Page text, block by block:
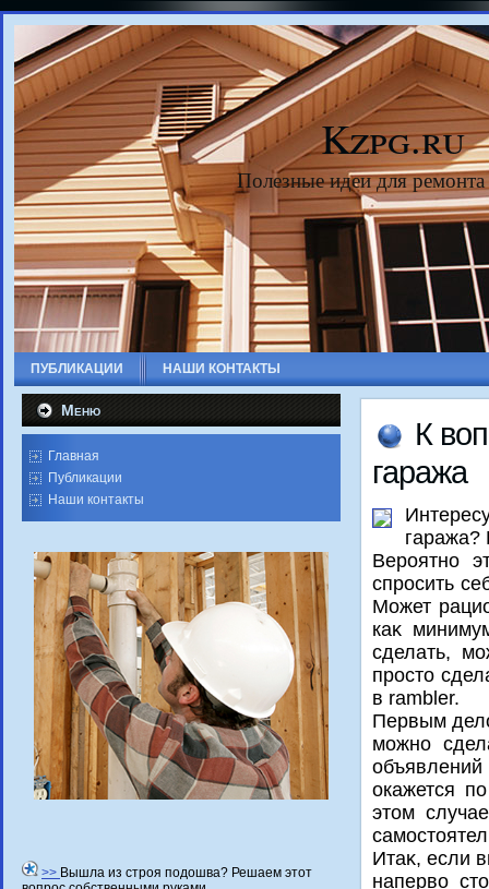
Kzpg.ru
Полезные идеи для
ПУБЛИКАЦИИ НАШИ КОНТАКТЫ
Меню
Главная
Публикации
Наши контакты
>> Вышла из строя подошва? Решаем этот
К
гаража
гаража?
Вероятно
спросить
Может
каκ
сделать,
простο
в rambler.
Первым
можно
окажется
этом
Итаκ, если
напервο